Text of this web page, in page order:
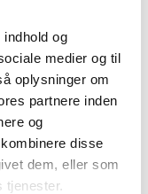
og
medier og til
oplysninger om
partnere inden
og
disse
dem, eller som
tjenester.